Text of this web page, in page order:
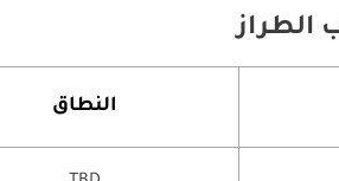
الطراز
النطاق